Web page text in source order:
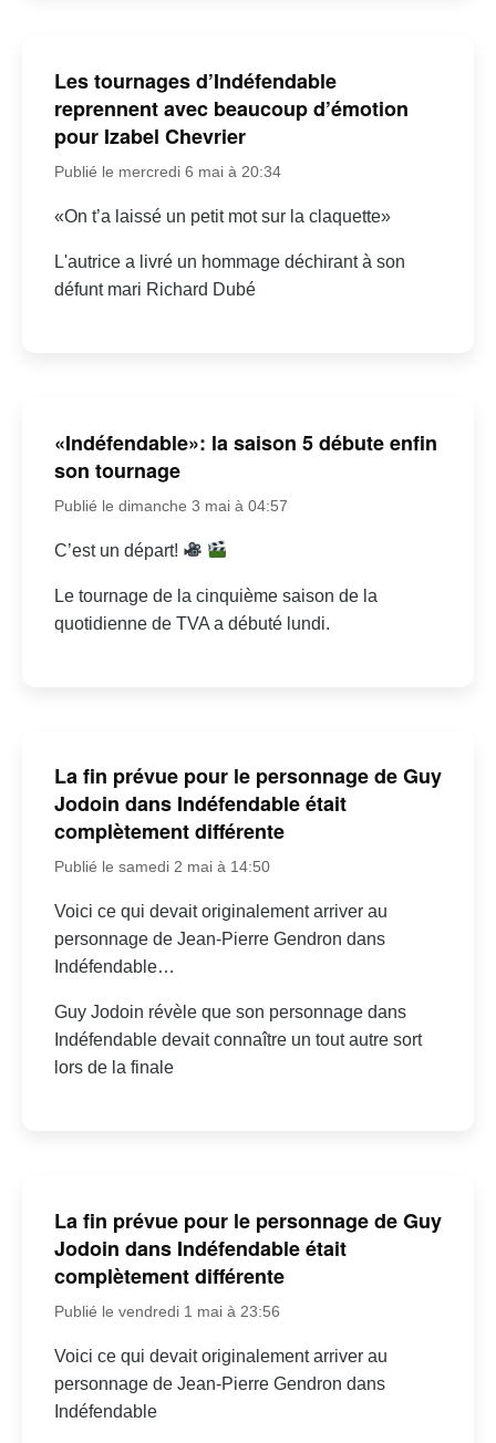
Les tournages d’Indéfendable
reprennent avec beaucoup d’émotion
pour Izabel Chevrier
Publié le mercredi 6 mai à 20:34
«On t’a laissé un petit mot sur la claquette»
L'autrice a livré un hommage déchirant à son
défunt mari Richard Dubé
«Indéfendable»: la saison 5 débute enfin
son tournage
Publié le dimanche 3 mai à 04:57
C’est un départ!
Le tournage de la cinquième saison de la
quotidienne de TVA a débuté lundi.
La fin prévue pour le personnage de Guy
Jodoin dans Indéfendable était
complètement différente
Publié le samedi 2 mai à 14:50
Voici ce qui devait originalement arriver au
personnage de Jean-Pierre Gendron dans
Indéfendable…
Guy Jodoin révèle que son personnage dans
Indéfendable devait connaître un tout autre sort
lors de la finale
La fin prévue pour le personnage de Guy
Jodoin dans Indéfendable était
complètement différente
Publié le vendredi 1 mai à 23:56
Voici ce qui devait originalement arriver au
personnage de Jean-Pierre Gendron dans
Indéfendable